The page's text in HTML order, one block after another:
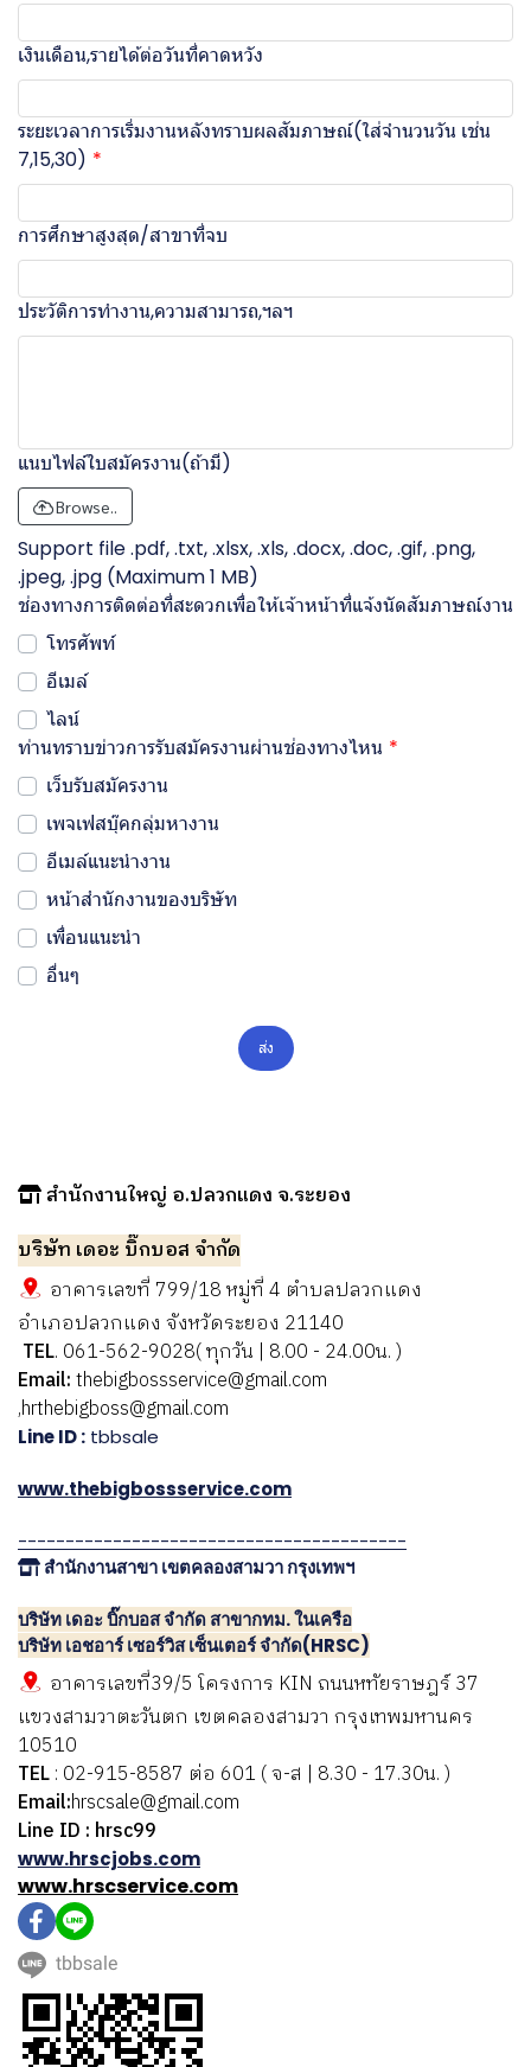
เงินเดือน,รายได้ต่อวันที่คาดหวัง
ระยะเวลาการเริ่มงานหลังทราบผลสัมภาษณ์(ใส่จำนวนวัน เช่น
7,15,30)
การศึกษาสูงสุด/สาขาที่จบ
ประวัติการทำงาน,ความสามารถ,ฯลฯ
แนบไฟล์ใบสมัครงาน(ถ้ามี)
Browse..
Support file .pdf, .txt, .xlsx, .xls, .docx, .doc, .gif, .png,
.jpeg, .jpg (Maximum 1 MB)
ช่องทางการติดต่อที่สะดวกเพื่อให้เจ้าหน้าที่แจ้งนัดสัมภาษณ์งาน
โทรศัพท์
อีเมล์
ไลน์
ท่านทราบข่าวการรับสมัครงานผ่านช่องทางไหน
เว็บรับสมัครงาน
เพจเฟสบุ๊คกลุ่มหางาน
อีเมล์แนะนำงาน
หน้าสำนักงานของบริษัท
เพื่อนแนะนำ
อื่นๆ
ส่ง
สำนักงานใหญ่ อ.ปลวกแดง จ.ระยอง
บริษัท เดอะ บิ๊กบอส จำกัด
อาคารเลขที่ 799/18 หมู่ที่ 4 ตำบลปลวกแดง
อำเภอปลวกแดง จังหวัดระยอง 21140
TEL. 061-562-9028( ทุกวัน | 8.00 - 24.00น. )
Email:thebigbossservice@gmail.com
,hrthebigboss@gmail.com
Line ID : tbbsale
www.thebigbossservice.com
-----------------------------------------
สำนักงานสาขา เขตคลองสามวา กรุงเทพฯ
บริษัท เดอะ บิ๊กบอส จำกัด สาขากทม. ในเครือ
บริษัท เอชอาร์ เซอร์วิส เซ็นเตอร์ จำกัด(HRSC)
อาคารเลขที่39/5 โครงการ KIN ถนนหทัยราษฎร์ 37
แขวงสามวาตะวันตก เขตคลองสามวา กรุงเทพมหานคร
10510
TEL: 02-915-8587 ต่อ 601 ( จ-ส | 8.30 - 17.30น. )
Email:hrscsale@gmail.com
Line ID : hrsc99
www.hrscjobs.com
www.hrscservice.com
tbbsale